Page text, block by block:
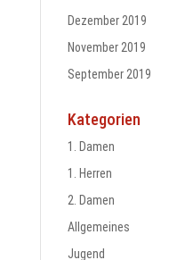
Dezember 2019
November 2019
September 2019
Kategorien
1. Damen
1. Herren
2. Damen
Allgemeines
Jugend